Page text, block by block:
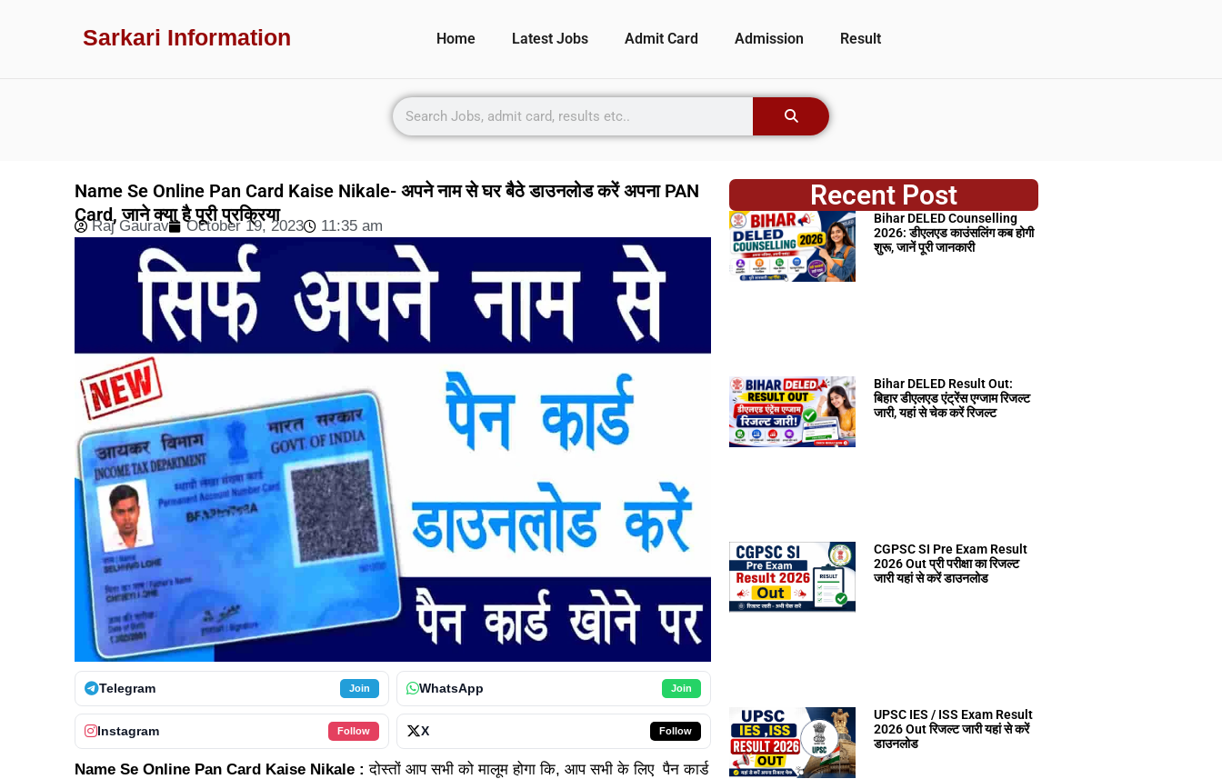
Sarkari Information Home Latest Jobs Admit Card Admission Result
Name Se Online Pan Card Kaise Nikale- अपने नाम से घर बैठे डाउनलोड करें अपना PAN
Card, जाने क्या है पूरी प्रक्रिया
Raj Gaurav October 19, 2023 11:35 am
Telegram Join WhatsApp Join
Instagram Follow X Follow
Name Se Online Pan Card Kaise Nikale : दोस्तों आप सभी को मालूम होगा कि, आप सभी के लिए पैन कार्ड
Recent Post
Bihar DELED Counselling
2026: डीएलएड काउंसलिंग कब होगी
शुरू, जानें पूरी जानकारी
Bihar DELED Result Out:
बिहार डीएलएड एंट्रेंस एग्जाम रिजल्ट
जारी, यहां से चेक करें रिजल्ट
CGPSC SI Pre Exam Result
2026 Out प्री परीक्षा का रिजल्ट
जारी यहां से करें डाउनलोड
UPSC IES / ISS Exam Result
2026 Out रिजल्ट जारी यहां से करें
डाउनलोड